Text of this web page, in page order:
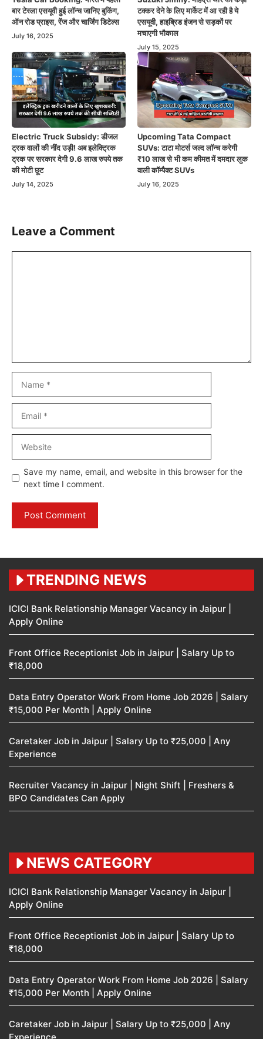
बार टेस्ला एसयूवी हुई लॉन्च जानिए बुकिंग,
ऑन रोड प्राइस, रेंज और चार्जिंग डिटेल्स
July 16, 2025
टक्कर देने के लिए मार्केट में आ रही है ये
एसयूवी, हाइब्रिड इंजन से सड़कों पर
मचाएगी भौकाल
July 15, 2025
Electric Truck Subsidy: डीजल
ट्रक वालों की नींद उड़ी! अब इलेक्ट्रिक
ट्रक पर सरकार देगी 9.6 लाख रुपये तक
की मोटी छूट
July 14, 2025
Upcoming Tata Compact
SUVs: टाटा मोटर्स जल्द लॉन्च करेगी
₹10 लाख से भी कम कीमत में दमदार लुक
वाली कॉम्पैक्ट SUVs
July 16, 2025
Leave a Comment
Save my name, email, and website in this browser for the
next time I comment.
TRENDING NEWS
ICICI Bank Relationship Manager Vacancy in Jaipur |
Apply Online
Front Office Receptionist Job in Jaipur | Salary Up to
₹18,000
Data Entry Operator Work From Home Job 2026 | Salary
₹15,000 Per Month | Apply Online
Caretaker Job in Jaipur | Salary Up to ₹25,000 | Any
Experience
Recruiter Vacancy in Jaipur | Night Shift | Freshers &
BPO Candidates Can Apply
NEWS CATEGORY
ICICI Bank Relationship Manager Vacancy in Jaipur |
Apply Online
Front Office Receptionist Job in Jaipur | Salary Up to
₹18,000
Data Entry Operator Work From Home Job 2026 | Salary
₹15,000 Per Month | Apply Online
Caretaker Job in Jaipur | Salary Up to ₹25,000 | Any